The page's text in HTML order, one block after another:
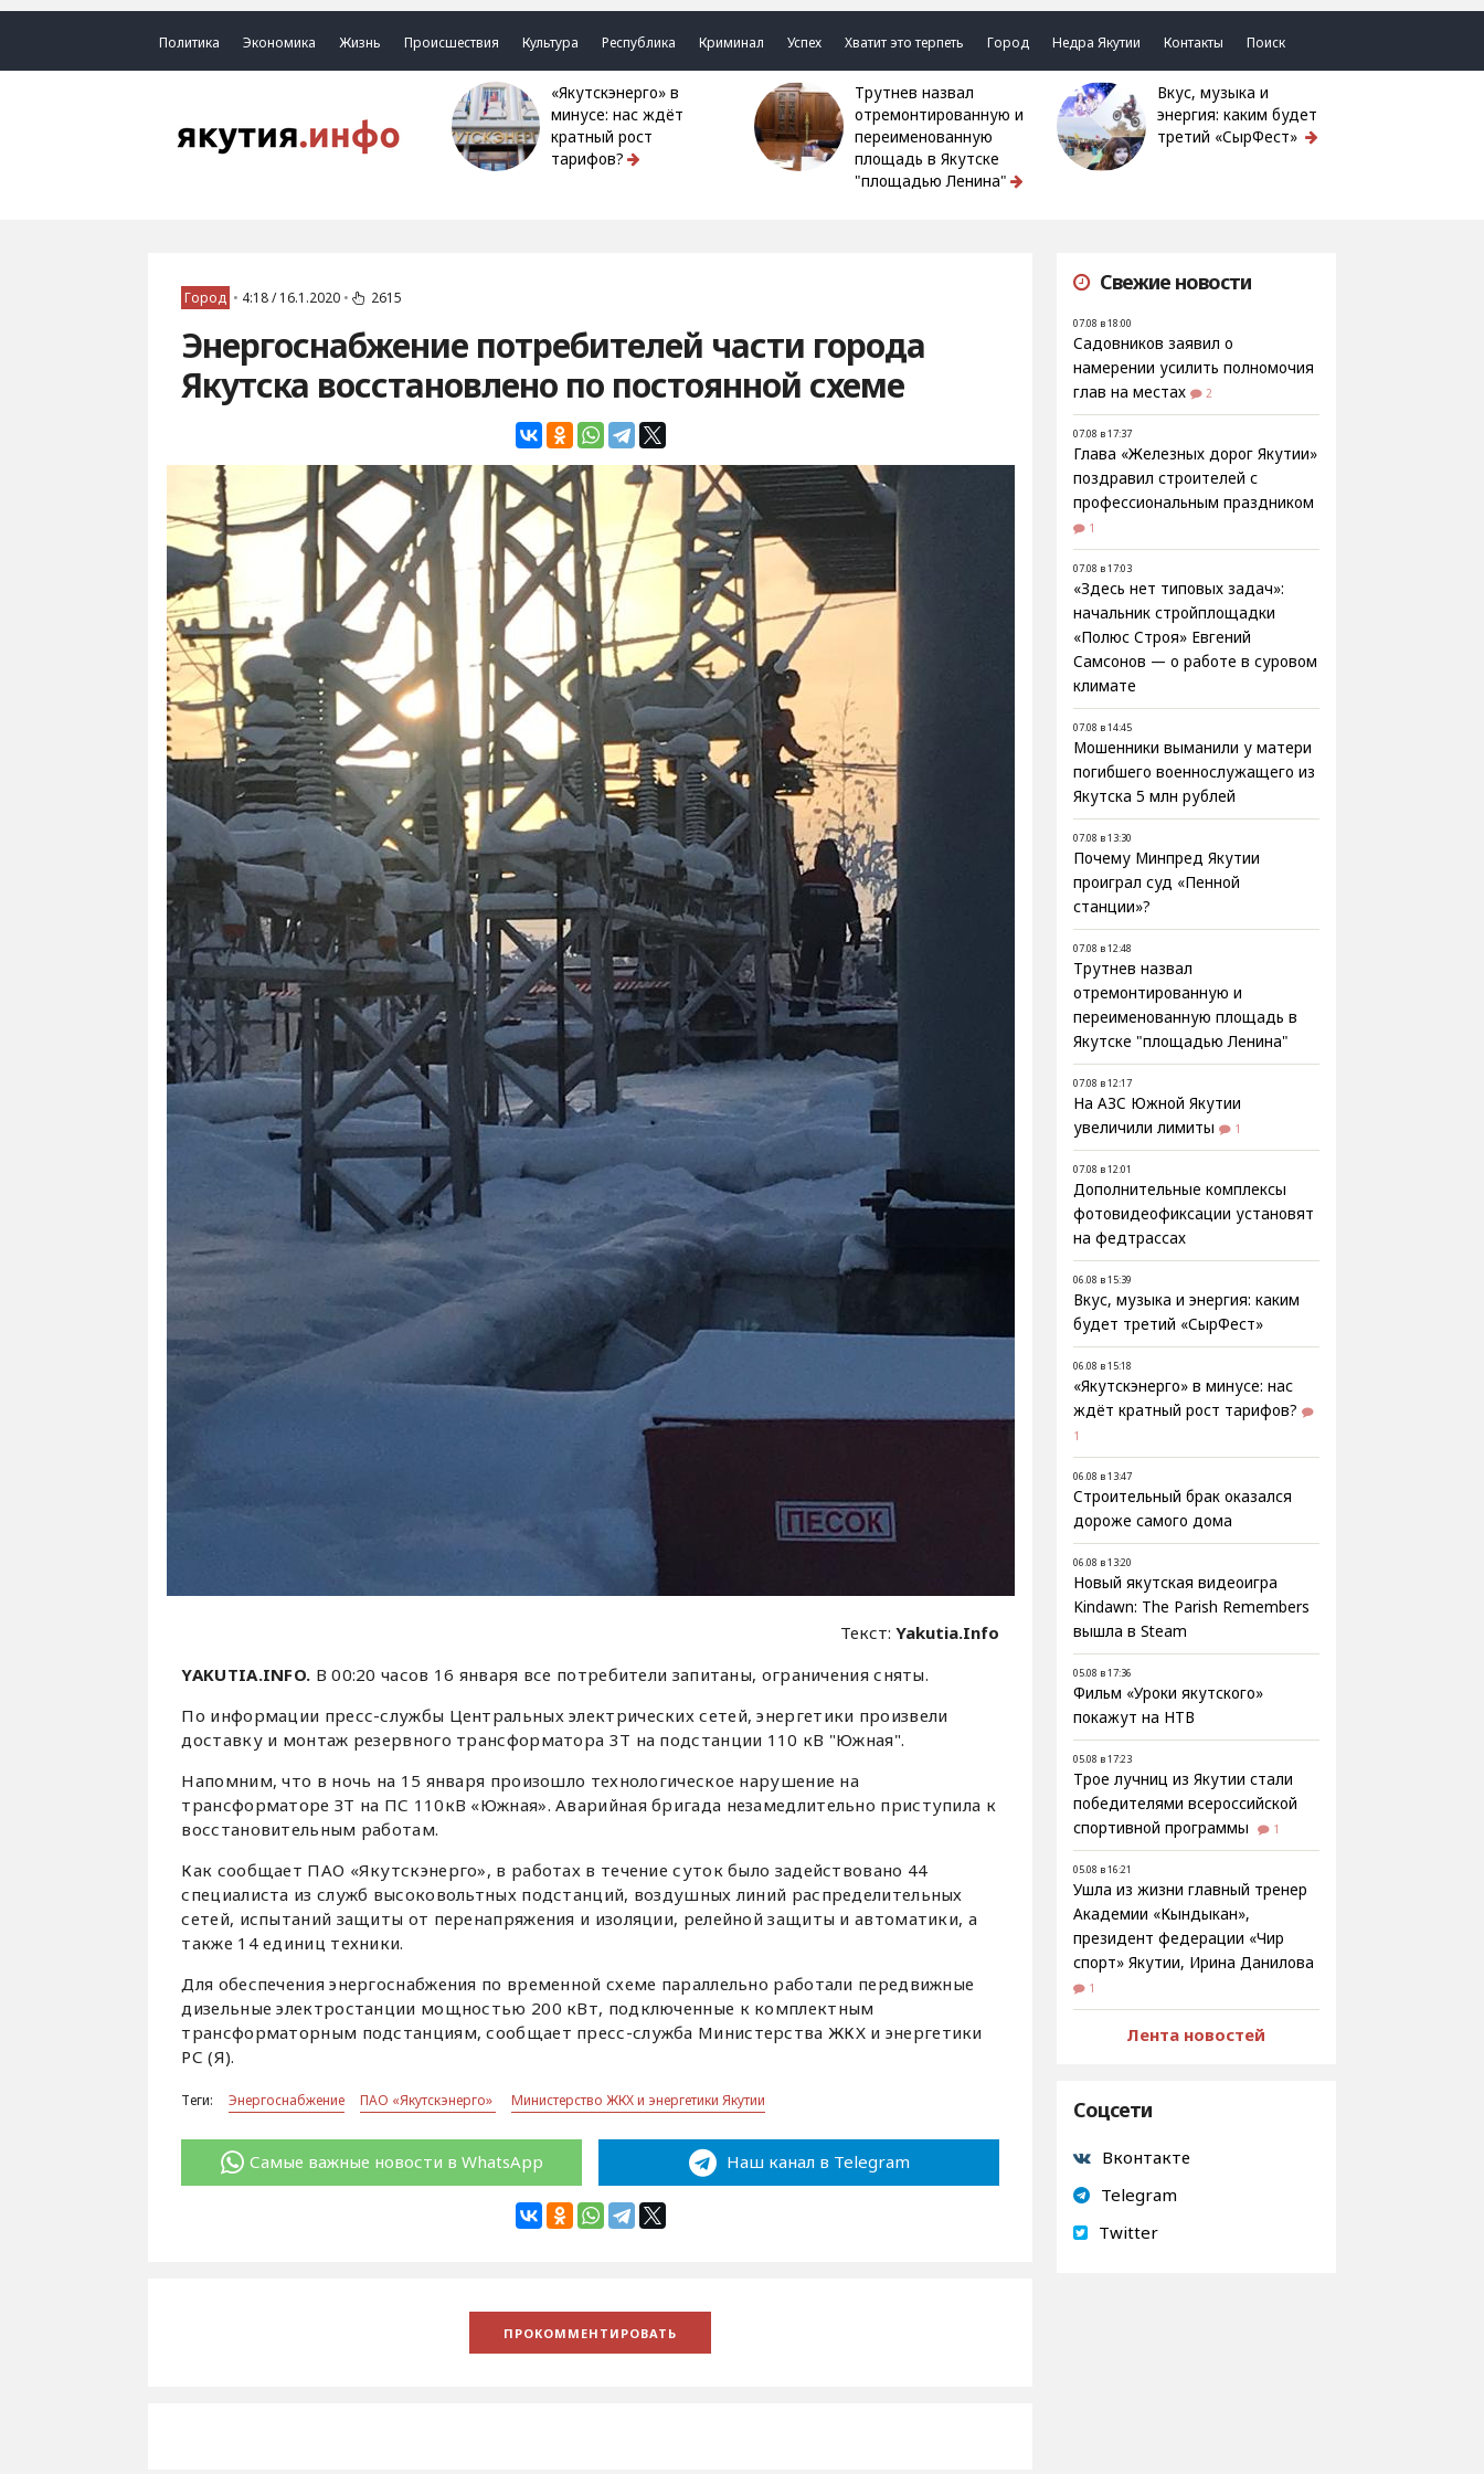
Политика Экономика Жизнь Происшествия Культура Республика Криминал Успех Хватит это терпеть Город Недра Якутии Контакты Поиск
«Якутскэнерго» в
минусе: нас ждёт
кратный рост
тарифов?
Трутнев назвал
отремонтированную и
переименованную
площадь в Якутске
"площадью Ленина"
Вкус, музыка и
энергия: каким будет
третий «СырФест»
Город • 4:18 / 16.1.2020 • 2615
Энергоснабжение потребителей части города
Якутска восстановлено по постоянной схеме
Текст:Yakutia.Info
YAKUTIA.INFO. В 00:20 часов 16 января все потребители запитаны, ограничения сняты.
По информации пресс-службы Центральных электрических сетей, энергетики произвели
доставку и монтаж резервного трансформатора 3Т на подстанции 110 кВ "Южная".
Напомним, что в ночь на 15 января произошло технологическое нарушение на
трансформаторе ЗТ на ПС 110кВ «Южная». Аварийная бригада незамедлительно приступила к
восстановительным работам.
Как сообщает ПАО «Якутскэнерго», в работах в течение суток было задействовано 44
специалиста из служб высоковольтных подстанций, воздушных линий распределительных
сетей, испытаний защиты от перенапряжения и изоляции, релейной защиты и автоматики, а
также 14 единиц техники.
Для обеспечения энергоснабжения по временной схеме параллельно работали передвижные
дизельные электростанции мощностью 200 кВт, подключенные к комплектным
трансформаторным подстанциям, сообщает пресс-служба Министерства ЖКХ и энергетики
РС (Я).
Теги: Энергоснабжение ПАО «Якутскэнерго» Министерство ЖКХ и энергетики Якутии
Самые важные новости в WhatsApp Наш канал в Telegram
Свежие новости
07.08 в 18:00
Садовников заявил о
намерении усилить полномочия
глав на местах
2
07.08 в 17:37
Глава «Железных дорог Якутии»
поздравил строителей с
профессиональным праздником
1
07.08 в 17:03
«Здесь нет типовых задач»:
начальник стройплощадки
«Полюс Строя» Евгений
Самсонов — о работе в суровом
климате
07.08 в 14:45
Мошенники выманили у матери
погибшего военнослужащего из
Якутска 5 млн рублей
07.08 в 13:30
Почему Минпред Якутии
проиграл суд «Пенной
станции»?
07.08 в 12:48
Трутнев назвал
отремонтированную и
переименованную площадь в
Якутске "площадью Ленина"
07.08 в 12:17
На АЗС Южной Якутии
увеличили лимиты
1
07.08 в 12:01
Дополнительные комплексы
фотовидеофиксации установят
на федтрассах
06.08 в 15:39
Вкус, музыка и энергия: каким
будет третий «СырФест»
06.08 в 15:18
«Якутскэнерго» в минусе: нас
ждёт кратный рост тарифов?
1
06.08 в 13:47
Строительный брак оказался
дороже самого дома
06.08 в 13:20
Новый якутская видеоигра
Kindawn: The Parish Remembers
вышла в Steam
05.08 в 17:36
Фильм «Уроки якутского»
покажут на НТВ
05.08 в 17:23
Трое лучниц из Якутии стали
победителями всероссийской
спортивной программы
1
05.08 в 16:21
Ушла из жизни главный тренер
Академии «Кындыкан»,
президент федерации «Чир
спорт» Якутии, Ирина Данилова
1
Лента новостей
Соцсети
Вконтакте
Telegram
Twitter